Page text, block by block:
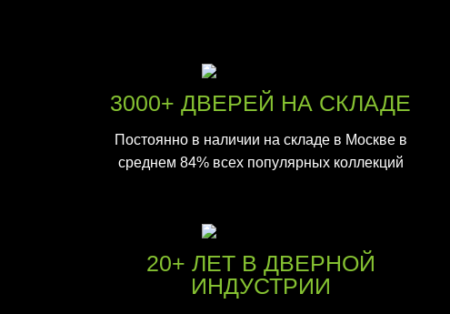
3000+ ДВЕРЕЙ НА СКЛАДЕ
Постоянно в наличии на складе в Москве в
среднем 84% всех популярных коллекций
20+ ЛЕТ В ДВЕРНОЙ
ИНДУСТРИИ